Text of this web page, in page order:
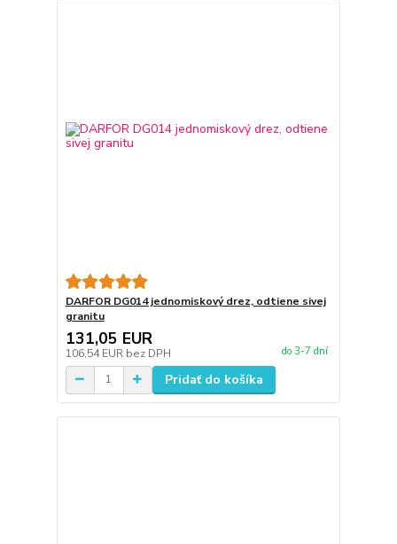
DARFOR DG014 jednomiskový drez, odtiene sivej
granitu
131,05 EUR
106,54 EUR bez DPH do 3-7 dní
Pridať do košíka